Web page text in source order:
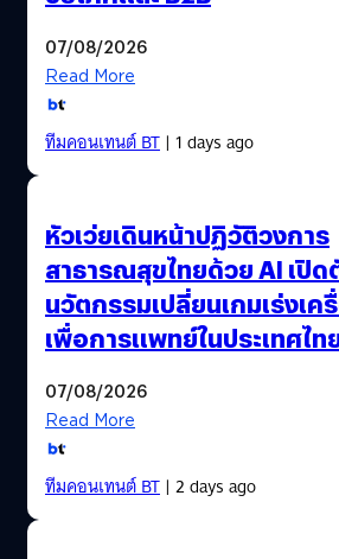
07/08/2026
Read More
ทีมคอนเทนต์ BT| 1 days ago
หัวเว่ยเดินหน้าปฏิวัติวงการ
สาธารณสุขไทยด้วย AI เปิด
นวัตกรรมเปลี่ยนเกมเร่งเค
เพื่อการแพทย์ในประเทศไท
07/08/2026
Read More
ทีมคอนเทนต์ BT| 2 days ago